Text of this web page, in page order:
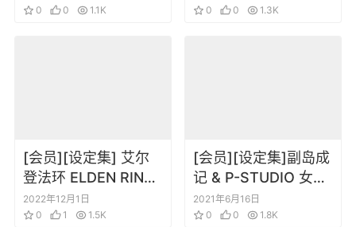
Royal Official
0
0 1.1K
色场景道具资料设定
0
0 1.3K
[会员][设定集] 艾尔
登法环 ELDEN RING
OFFICIAL ART
BOOK Volume II
2022年12月1日
0
1 1.5K
[会员][设定集]副岛成
记 & P-STUDIO 女神
异闻录插画集人物设
定原画集2004－
2021年6月16日
0
0 1.8K